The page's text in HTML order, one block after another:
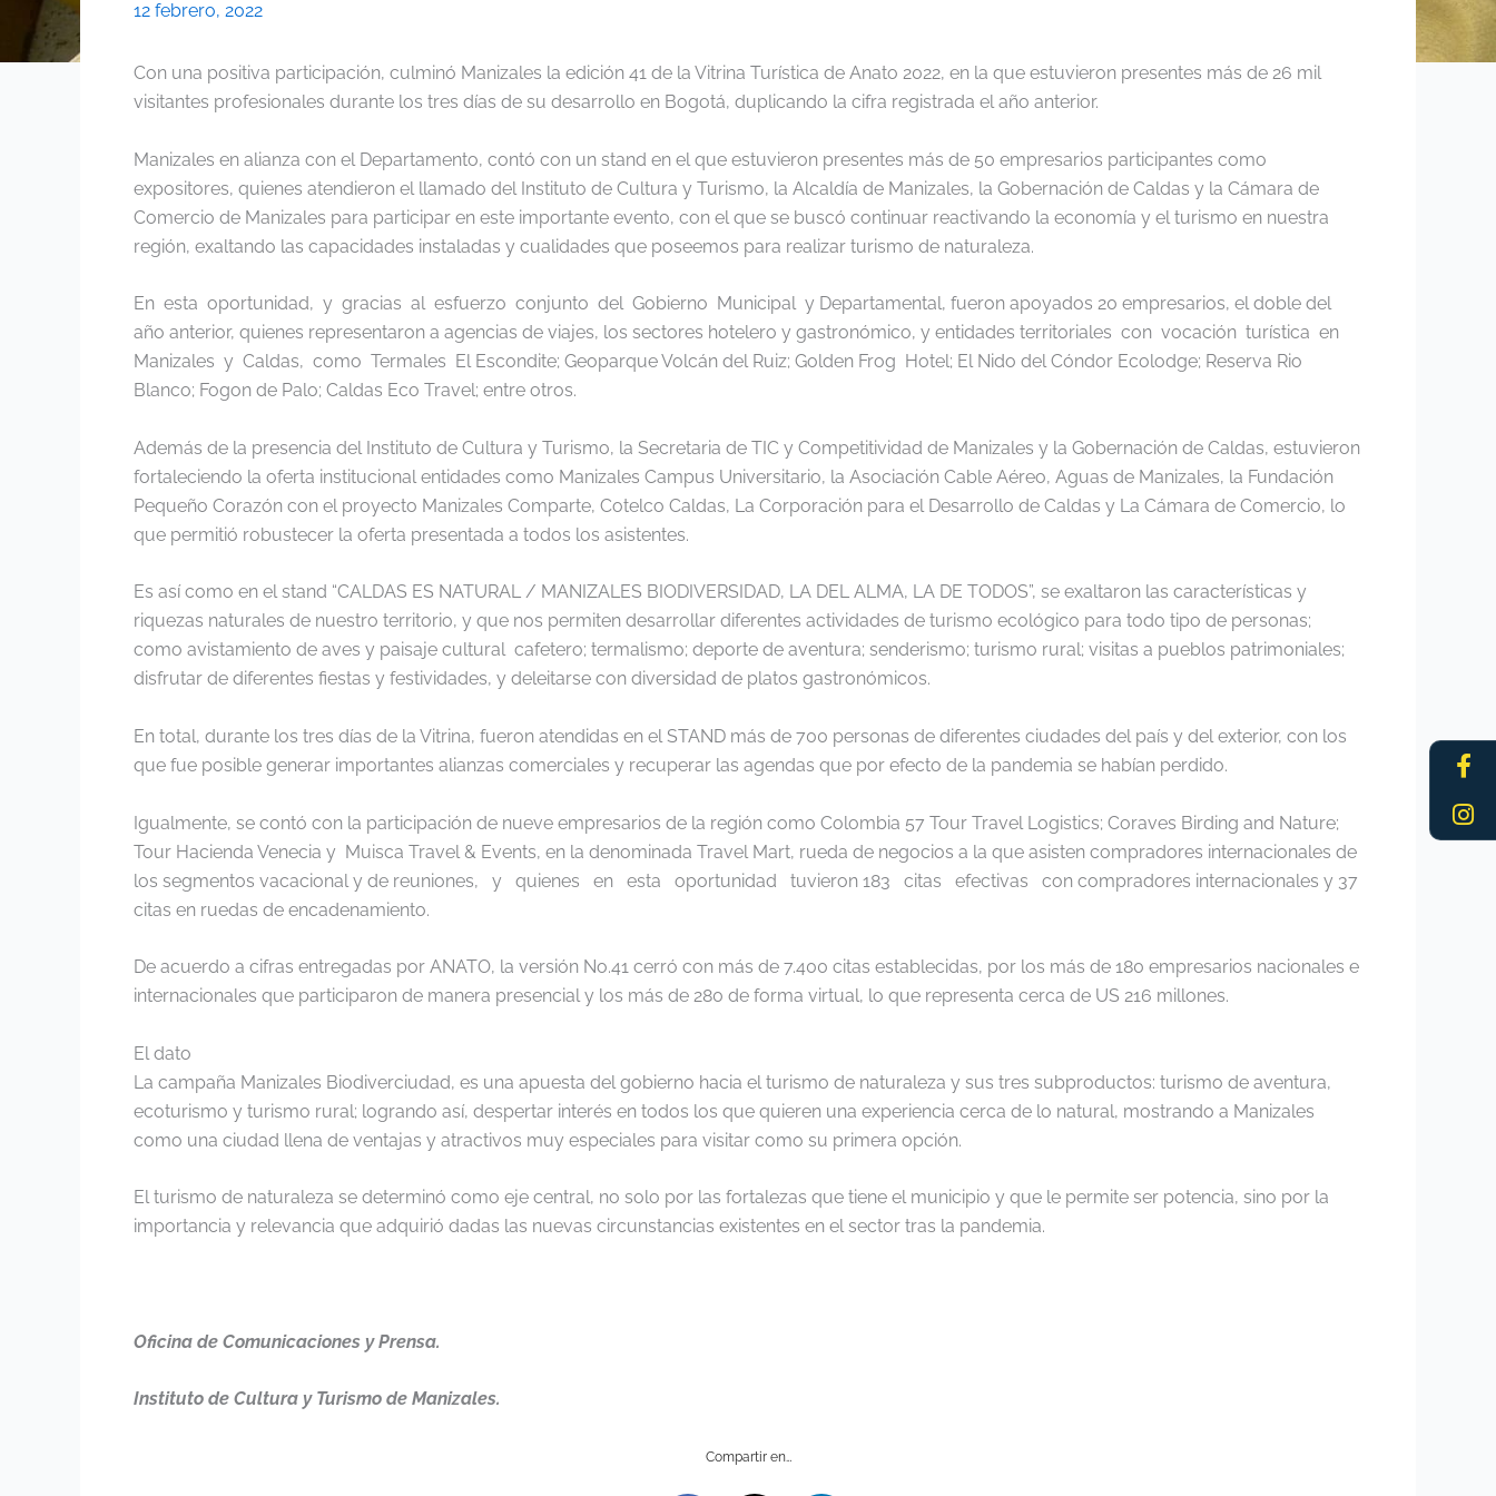
f
12 febrero, 2022
Con una positiva participación, culminó Manizales la edición 41 de la Vitrina Turística de Anato 2022, en la que estuvieron presentes más de 26 mil
visitantes profesionales durante los tres días de su desarrollo en Bogotá, duplicando la cifra registrada el año anterior.
Manizales en alianza con el Departamento, contó con un stand en el que estuvieron presentes más de 50 empresarios participantes como
expositores, quienes atendieron el llamado del Instituto de Cultura y Turismo, la Alcaldía de Manizales, la Gobernación de Caldas y la Cámara de
Comercio de Manizales para participar en este importante evento, con el que se buscó continuar reactivando la economía y el turismo en nuestra
región, exaltando las capacidades instaladas y cualidades que poseemos para realizar turismo de naturaleza.
En esta oportunidad, y gracias al esfuerzo conjunto del Gobierno Municipal y Departamental, fueron apoyados 20 empresarios, el doble del
año anterior, quienes representaron a agencias de viajes, los sectores hotelero y gastronómico, y entidades territoriales con vocación turística en
Manizales y Caldas, como Termales El Escondite; Geoparque Volcán del Ruiz; Golden Frog Hotel; El Nido del Cóndor Ecolodge; Reserva Rio
Blanco; Fogon de Palo; Caldas Eco Travel; entre otros.
Además de la presencia del Instituto de Cultura y Turismo, la Secretaria de TIC y Competitividad de Manizales y la Gobernación de Caldas, estuvieron
fortaleciendo la oferta institucional entidades como Manizales Campus Universitario, la Asociación Cable Aéreo, Aguas de Manizales, la Fundación
Pequeño Corazón con el proyecto Manizales Comparte, Cotelco Caldas, La Corporación para el Desarrollo de Caldas y La Cámara de Comercio, lo
que permitió robustecer la oferta presentada a todos los asistentes.
Es así como en el stand “CALDAS ES NATURAL / MANIZALES BIODIVERSIDAD, LA DEL ALMA, LA DE TODOS”, se exaltaron las características y
riquezas naturales de nuestro territorio, y que nos permiten desarrollar diferentes actividades de turismo ecológico para todo tipo de personas;
como avistamiento de aves y paisaje cultural cafetero; termalismo; deporte de aventura; senderismo; turismo rural; visitas a pueblos patrimoniales;
disfrutar de diferentes fiestas y festividades, y deleitarse con diversidad de platos gastronómicos.
En total, durante los tres días de la Vitrina, fueron atendidas en el STAND más de 700 personas de diferentes ciudades del país y del exterior, con los
que fue posible generar importantes alianzas comerciales y recuperar las agendas que por efecto de la pandemia se habían perdido.
Igualmente, se contó con la participación de nueve empresarios de la región como Colombia 57 Tour Travel Logistics; Coraves Birding and Nature;
Tour Hacienda Venecia y Muisca Travel & Events, en la denominada Travel Mart, rueda de negocios a la que asisten compradores internacionales de
los segmentos vacacional y de reuniones, y quienes en esta oportunidad tuvieron 183 citas efectivas con compradores internacionales y 37
citas en ruedas de encadenamiento.
De acuerdo a cifras entregadas por ANATO, la versión No.41 cerró con más de 7.400 citas establecidas, por los más de 180 empresarios nacionales e
internacionales que participaron de manera presencial y los más de 280 de forma virtual, lo que representa cerca de US 216 millones.
El dato
La campaña Manizales Biodiverciudad, es una apuesta del gobierno hacia el turismo de naturaleza y sus tres subproductos: turismo de aventura,
ecoturismo y turismo rural; logrando así, despertar interés en todos los que quieren una experiencia cerca de lo natural, mostrando a Manizales
como una ciudad llena de ventajas y atractivos muy especiales para visitar como su primera opción.
El turismo de naturaleza se determinó como eje central, no solo por las fortalezas que tiene el municipio y que le permite ser potencia, sino por la
importancia y relevancia que adquirió dadas las nuevas circunstancias existentes en el sector tras la pandemia.
Oficina de Comunicaciones y Prensa.
Instituto de Cultura y Turismo de Manizales.
Compartir en…